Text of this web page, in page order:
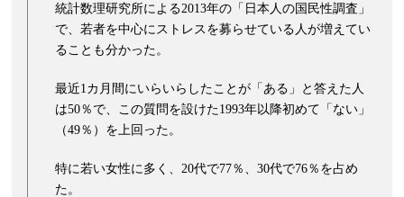
統計数理研究所による2013年の「日本人の国民性調査」
で、若者を中心にストレスを募らせている人が増えてい
ることも分かった。
最近1カ月間にいらいらしたことが「ある」と答えた人
は50％で、この質問を設けた1993年以降初めて「ない」
（49％）を上回った。
特に若い女性に多く、20代で77％、30代で76％を占め
た。